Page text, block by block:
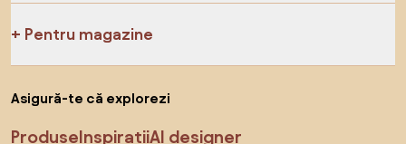
Pentru magazine
Asigură-te că explorezi
ProduseInspirațiiAI designer